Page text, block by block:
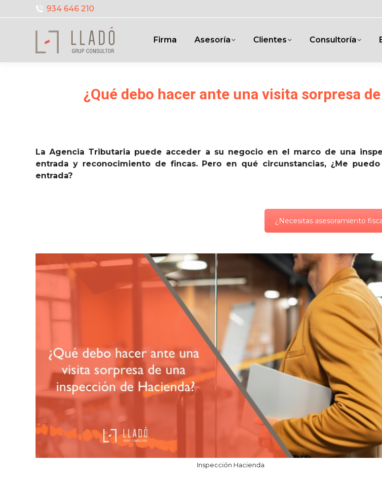
934 646 210
Firma Asesoría Clientes Consultoría
¿Qué debo hacer ante una visita sorpresa
La Agencia Tributaria puede acceder a su negocio en el marco de una
entrada y reconocimiento de fincas. Pero en qué circunstancias, ¿Me
entrada?
¿Necesitas asesoramiento
Inspección Hacienda